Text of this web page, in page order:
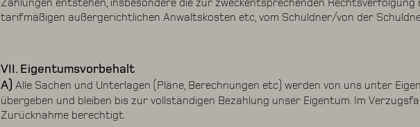
Zahlungen entstehen, insbesondere die zur zweckentsprechenden Rechtsverfolgung
tarifmäßigen außergerichtlichen Anwaltskosten etc, vom Schuldner/von der
VII. Eigentumsvorbehalt
A)Alle Sachen und Unterlagen (Pläne, Berechnungen etc) werden von uns unter
übergeben und bleiben bis zur vollständigen Bezahlung unser Eigentum. Im
Zurücknahme berechtigt.